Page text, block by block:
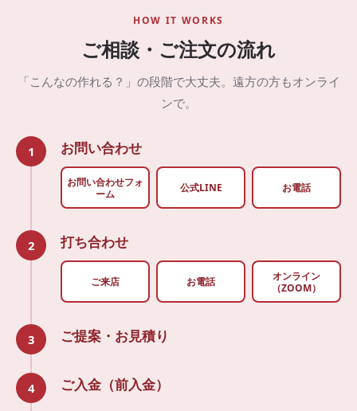
HOW IT WORKS
ご相談・ご注文の流れ
「こんなの作れる？」の段階で大丈夫。遠方の方もオンライ
ンで。
1 お問い合わせ
お問い合わせフォ
ーム
公式LINE お電話
2 打ち合わせ
ご来店 お電話
オンライン
（ZOOM）
3 ご提案・お見積り
4 ご入金（前入金）